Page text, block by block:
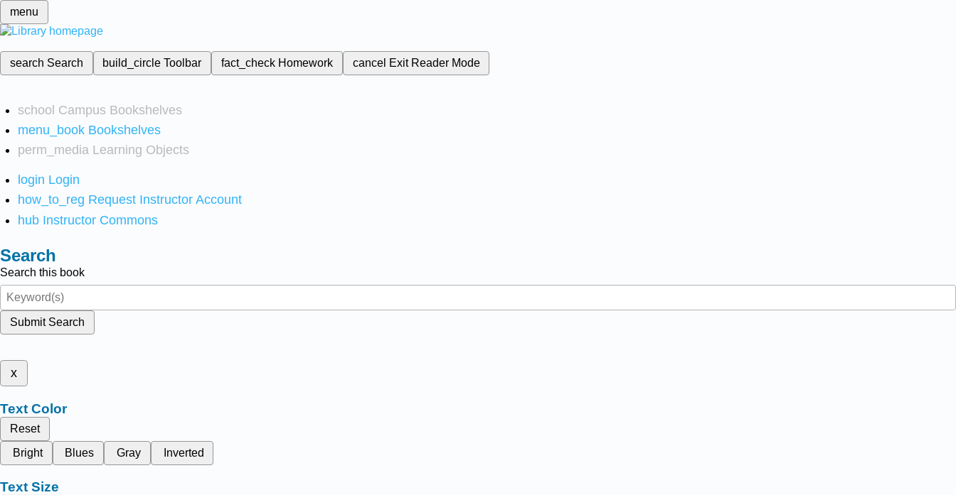
menu
search Search build_circleToolbar fact_check Homework cancel Exit Reader Mode
school Campus Bookshelves
menu_book Bookshelves
perm_media Learning Objects
login Login
how_to_reg Request Instructor Account
hub Instructor Commons
Search
Search this book
Submit Search
x
Text Color
Reset
Bright
Blues Gray Inverted
Text Size